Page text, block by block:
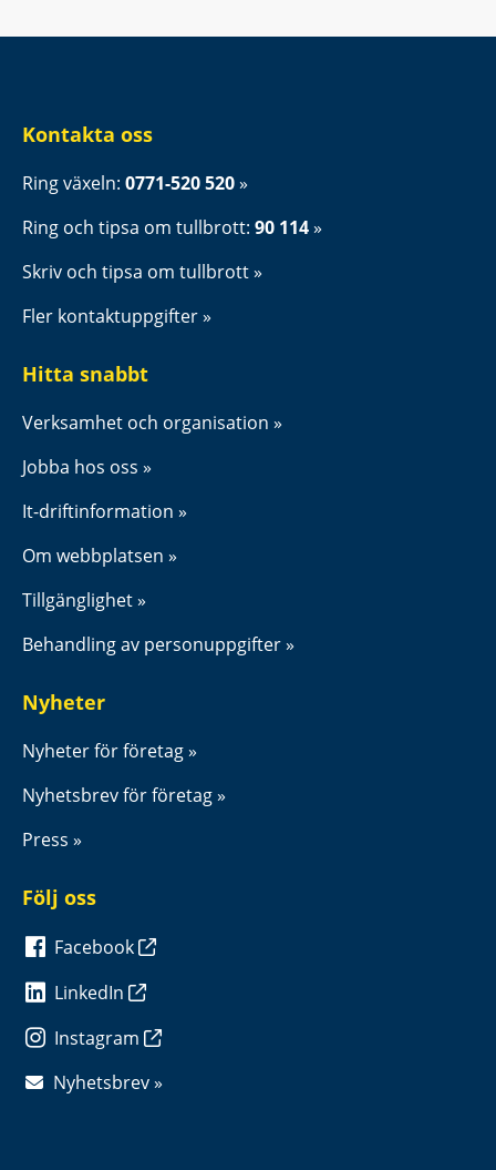
Kontakta oss
Ring växeln: 0771-520 520
Ring och tipsa om tullbrott: 90 114
Skriv och tipsa om tullbrott
Fler kontaktuppgifter
Hitta snabbt
Verksamhet och organisation
Jobba hos oss
It-driftinformation
Om webbplatsen
Tillgänglighet
Behandling av personuppgifter
Nyheter
Nyheter för företag
Nyhetsbrev för företag
Press
Följ oss
Facebook
LinkedIn
Instagram
Nyhetsbrev